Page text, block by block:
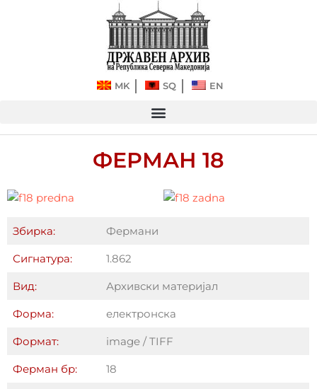
MK SQ EN
ФЕРМАН 18
Збирка: Фермани
Сигнатура: 1.862
Вид: Архивски материјал
Форма: електронска
Формат: image / TIFF
Ферман бр: 18